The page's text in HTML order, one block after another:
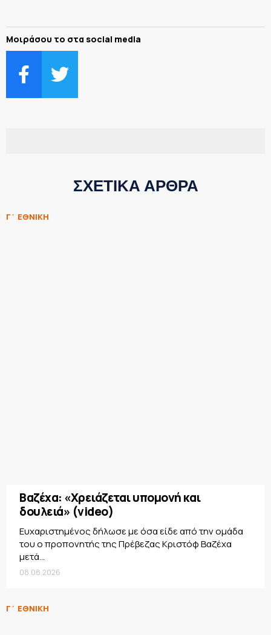
Μοιράσου το στα social media
ΣΧΕΤΙΚΑ ΑΡΘΡΑ
Γ΄ ΕΘΝΙΚΗ
Βαζέχα: «Χρειάζεται υπομονή και
δουλειά» (video)
Ευχαριστημένος δήλωσε με όσα είδε από την ομάδα
του ο προπονητής της Πρέβεζας Κριστόφ Βαζέχα
μετά...
08.08.2026
Γ΄ ΕΘΝΙΚΗ